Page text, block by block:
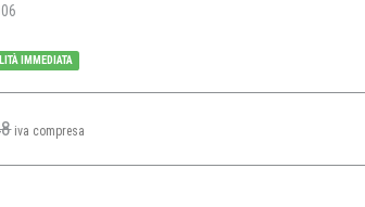
IMMEDIATA
iva compresa